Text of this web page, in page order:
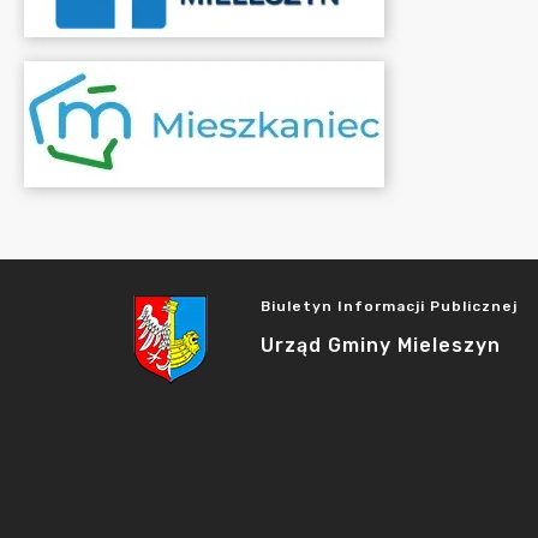
Biuletyn Informacji Publicznej
Urząd Gminy Mieleszyn